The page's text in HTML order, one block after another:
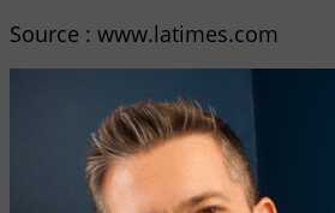
Source : www.latimes.com